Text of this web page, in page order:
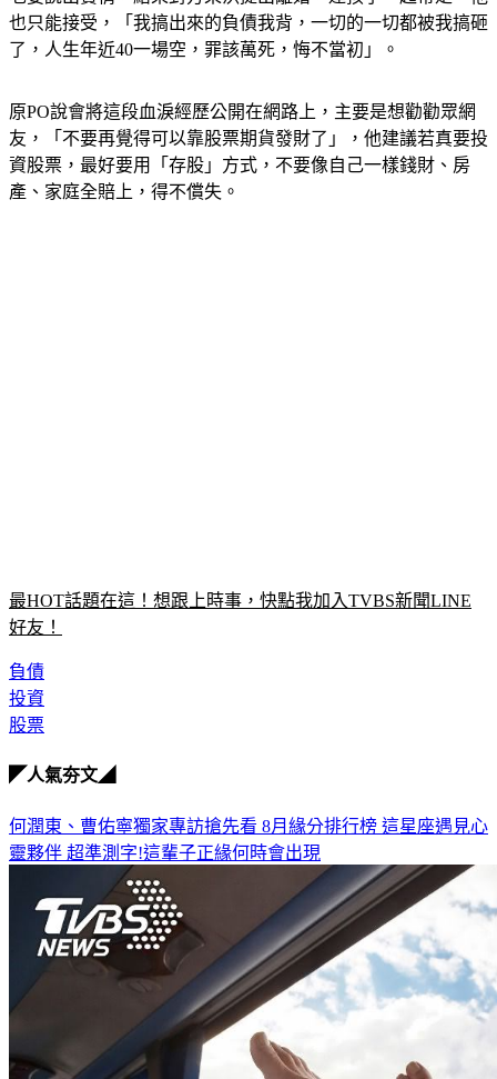
也只能接受，「我搞出來的負債我背，一切的一切都被我搞砸
了，人生年近40一場空，罪該萬死，悔不當初」。
原PO說會將這段血淚經歷公開在網路上，主要是想勸勸眾網
友，「不要再覺得可以靠股票期貨發財了」，他建議若真要投
資股票，最好要用「存股」方式，不要像自己一樣錢財、房
產、家庭全賠上，得不償失。
最HOT話題在這！想跟上時事，快點我加入TVBS新聞LINE
好友！
負債
投資
股票
◤人氣夯文◢
何潤東、曹佑寧獨家專訪搶先看 8月緣分排行榜 這星座遇見心
靈夥伴 超準測字!這輩子正緣何時會出現